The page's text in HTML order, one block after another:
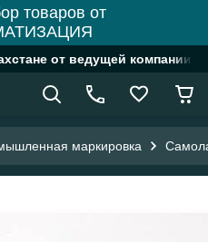
товаров от
от ведущей компании
маркировка